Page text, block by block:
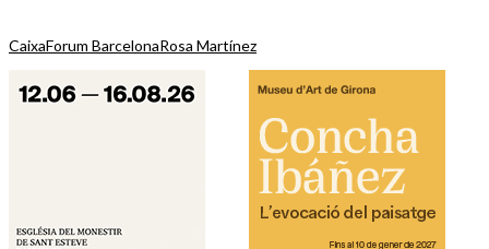
CaixaForum BarcelonaRosa Martínez